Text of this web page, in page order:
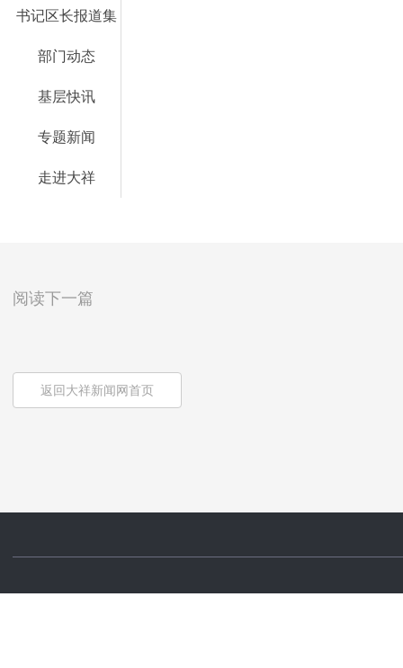
书记区长报道集
部门动态
基层快讯
专题新闻
走进大祥
阅读下一篇
返回大祥新闻网首页